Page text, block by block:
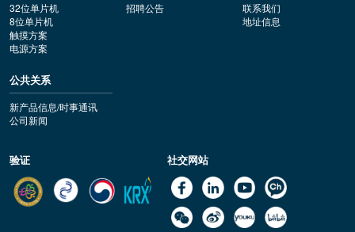
32位单片机
8位单片机
触摸方案
电源方案
招聘公告
联系我们
地址信息
公共关系
新产品信息/时事通讯
公司新闻
验证 社交网站